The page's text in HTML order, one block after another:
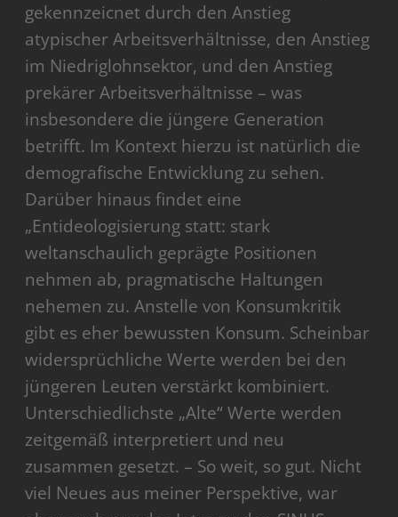
gekennzeicnet durch den Anstieg
atypischer Arbeitsverhältnisse, den Anstieg
im Niedriglohnsektor, und den Anstieg
prekärer Arbeitsverhältnisse – was
insbesondere die jüngere Generation
betrifft. Im Kontext hierzu ist natürlich die
demografische Entwicklung zu sehen.
Darüber hinaus findet eine
„Entideologisierung statt: stark
weltanschaulich geprägte Positionen
nehmen ab, pragmatische Haltungen
nehemen zu. Anstelle von Konsumkritik
gibt es eher bewussten Konsum. Scheinbar
widersprüchliche Werte werden bei den
jüngeren Leuten verstärkt kombiniert.
Unterschiedlichste „Alte“ Werte werden
zeitgemäß interpretiert und neu
zusammen gesetzt. – So weit, so gut. Nicht
viel Neues aus meiner Perspektive, war